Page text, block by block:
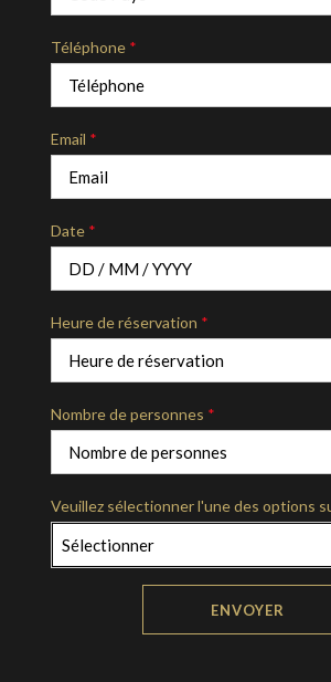
Téléphone *
Email *
Date *
Heure de réservation *
Nombre de personnes *
Veuillez sélectionner l'une des options
Sélectionner
ENVOYER